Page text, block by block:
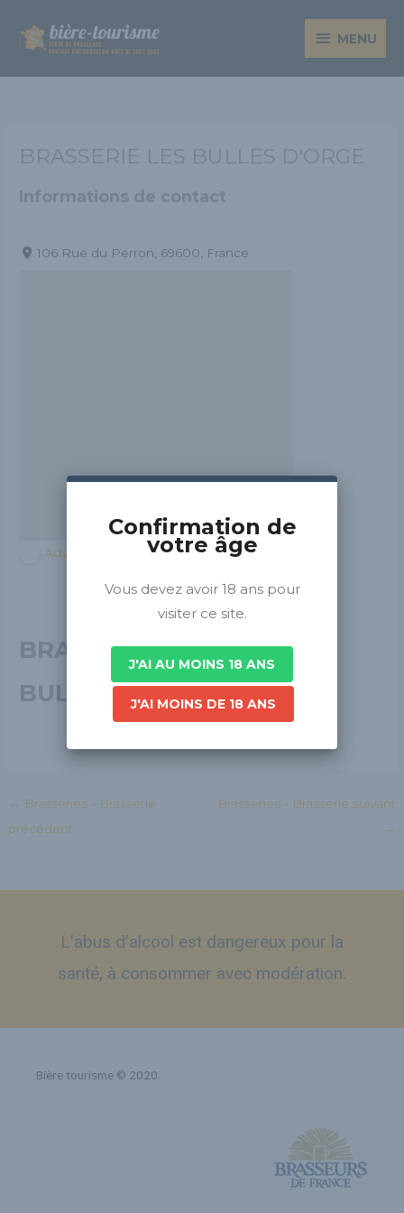
contenu
MENU
MENU
BRASSERIE LES BULLES D'ORGE
Informations de contact
106 Rue du Perron, 69600, France
Auvergne-Rhône-Alpes
BRASSERIE LES
BULLES D'ORGE
← Brasseries - Brasserie
précédent
Brasseries - Brasserie suivant
→
L’abus d’alcool est dangereux pour la
santé, à consommer avec modération.
Bière tourisme © 2020
Confirmation de
votre âge
Vous devez avoir 18 ans pour
visiter ce site.
J'AI AU MOINS 18 ANS
J'AI MOINS DE 18 ANS